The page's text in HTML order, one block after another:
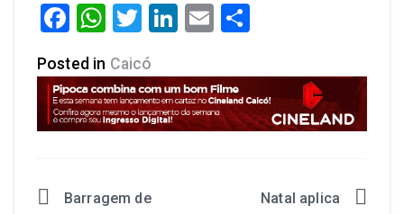
Facebook
WhatsApp
Twitter
LinkedIn
Email
Posted in Caicó
Barragem de
Natal aplica